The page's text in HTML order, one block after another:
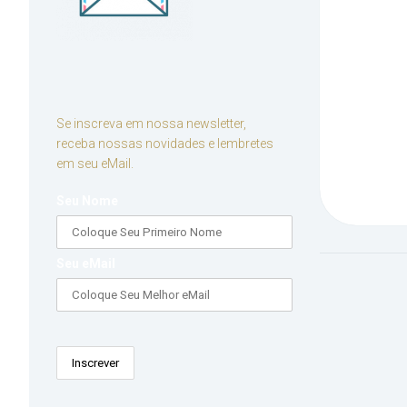
Se inscreva em nossa newsletter,
receba nossas novidades e lembretes
em seu eMail.